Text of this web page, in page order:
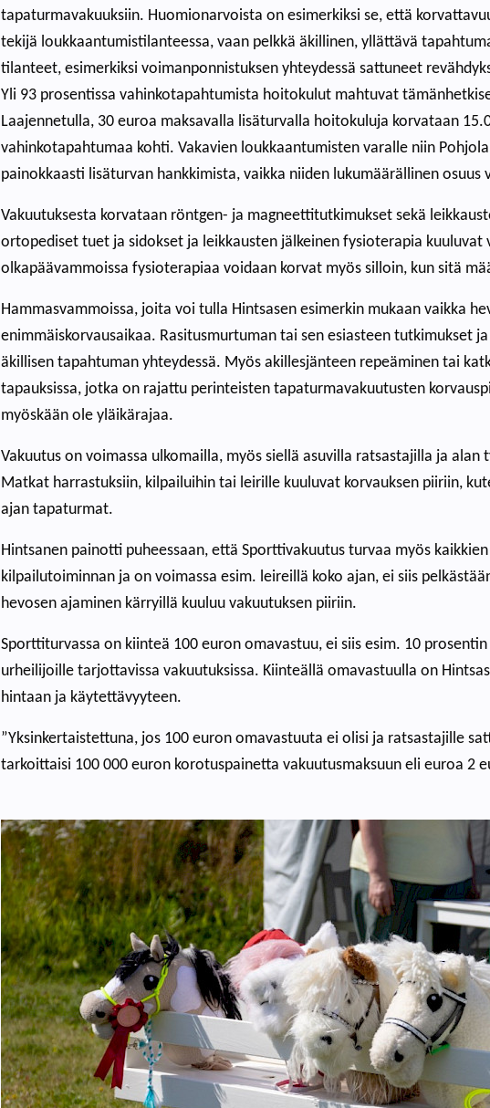
tapaturmavakuuksiin. Huomionarvoista on esimerkiksi se, että
tekijä loukkaantumistilanteessa, vaan pelkkä äkillinen, yllättävä
tilanteet, esimerkiksi voimanponnistuksen yhteydessä sattuneet
Yli 93 prosentissa vahinkotapahtumista hoitokulut mahtuvat
Laajennetulla, 30 euroa maksavalla lisäturvalla hoitokuluja korvataan
vahinkotapahtumaa kohti. Vakavien loukkaantumisten varalle niin
painokkaasti lisäturvan hankkimista, vaikka niiden lukumäärällinen osuus
Vakuutuksesta korvataan röntgen- ja magneettitutkimukset sekä
ortopediset tuet ja sidokset ja leikkausten jälkeinen fysioterapia kuuluvat
olkapäävammoissa fysioterapiaa voidaan korvat myös silloin, kun sitä
Hammasvammoissa, joita voi tulla Hintsasen esimerkin mukaan vaikka
enimmäiskorvausaikaa. Rasitusmurtuman tai sen esiasteen tutkimukset
äkillisen tapahtuman yhteydessä. Myös akillesjänteen repeäminen tai
tapauksissa, jotka on rajattu perinteisten tapaturmavakuutusten
myöskään ole yläikärajaa.
Vakuutus on voimassa ulkomailla, myös siellä asuvilla ratsastajilla ja
Matkat harrastuksiin, kilpailuihin tai leirille kuuluvat korvauksen piiriin,
ajan tapaturmat.
Hintsanen painotti puheessaan, että Sporttivakuutus turvaa myös
kilpailutoiminnan ja on voimassa esim. leireillä koko ajan, ei siis
hevosen ajaminen kärryillä kuuluu vakuutuksen piiriin.
Sporttiturvassa on kiinteä 100 euron omavastuu, ei siis esim. 10
urheilijoille tarjottavissa vakuutuksissa. Kiinteällä omavastuulla on
hintaan ja käytettävyyteen.
”Yksinkertaistettuna, jos 100 euron omavastuuta ei olisi ja ratsastajille
tarkoittaisi 100 000 euron korotuspainetta vakuutusmaksuun eli euroa 2